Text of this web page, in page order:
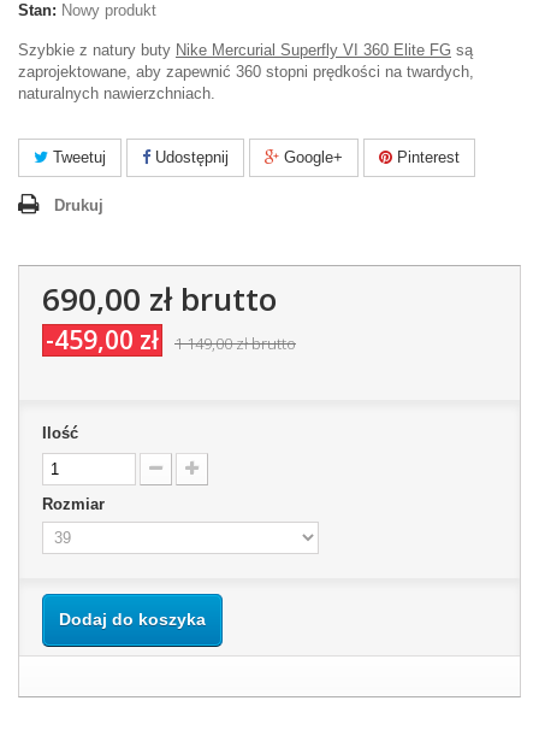
Stan: Nowy produkt
Szybkie z natury buty Nike Mercurial Superfly VI 360 Elite FG są
zaprojektowane, aby zapewnić 360 stopni prędkości na twardych,
naturalnych nawierzchniach.
Tweetuj Udostępnij Google+ Pinterest
Drukuj
690,00 złbrutto
-459,00 zł 1 149,00 złbrutto
Ilość
Rozmiar
Dodaj do koszyka